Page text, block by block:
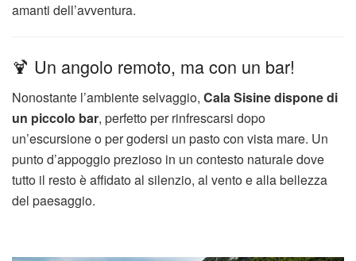
amanti dell’avventura.
🍹 Un angolo remoto, ma con un bar!
Nonostante l’ambiente selvaggio, Cala Sisine dispone di
un piccolo bar, perfetto per rinfrescarsi dopo
un’escursione o per godersi un pasto con vista mare. Un
punto d’appoggio prezioso in un contesto naturale dove
tutto il resto è affidato al silenzio, al vento e alla bellezza
del paesaggio.